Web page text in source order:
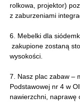
rolkowa, projektor)
z zaburzeniami
6. Mebelki dla
zakupione zostaną
wysokości.
7. Nasz plac zabaw –
Podstawowej nr 4 w
nawierzchni, naprawę